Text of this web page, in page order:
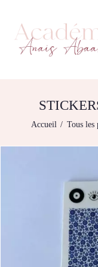
Accueil Tous les
NOS